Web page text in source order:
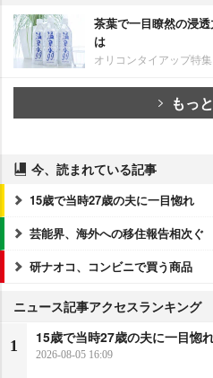
茶葉で一目瞭然の浸
は
オリコンタイアップ特集
もっ
今、読まれている記事
15歳で当時27歳の夫に一目惚れ
芸能界、海外への移住報告相次ぐ
研ナオコ、コンビニで買う商品
ニュース記事アクセスランキング
1
15歳で当時27歳の夫に一目惚
2026-08-05 16:09